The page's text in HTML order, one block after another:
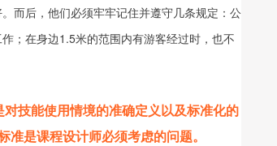
而后，他们必须牢牢记住并遵守几条规定：公
；在身边1.5米的范围内有游客经过时，也不
技能使用情境的准确定义以及标准化的
是课程设计师必须考虑的问题。